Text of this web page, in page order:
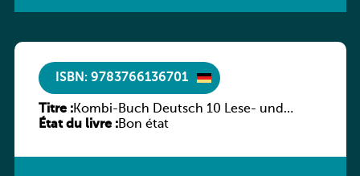
ISBN: 9783766136701
Titre :Kombi-Buch Deutsch 10 Lese- und
Sprachbuch
État du livre :Bon état